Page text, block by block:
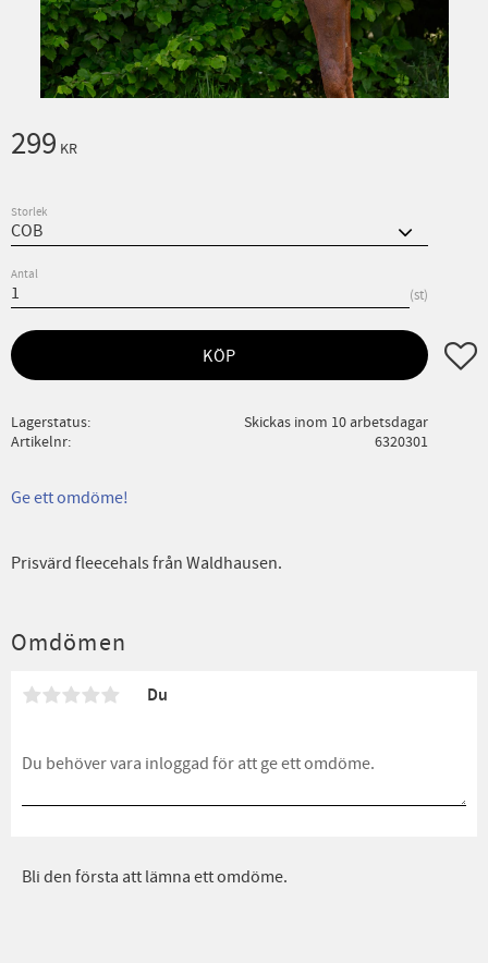
299 KR
Storlek
Antal
st
KÖP Lägg
Lagerstatus
Skickas inom 10 arbetsdagar
Artikelnr
6320301
Ge ett omdöme!
Prisvärd fleecehals från Waldhausen.
Omdömen
Du
Bli den första att lämna ett omdöme.